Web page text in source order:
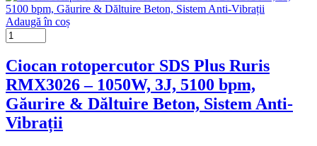
Adaugă în coș
Ciocan rotopercutor SDS Plus Ruris
RMX3026 – 1050W, 3J, 5100 bpm,
Găurire & Dăltuire Beton, Sistem Anti-
Vibrații